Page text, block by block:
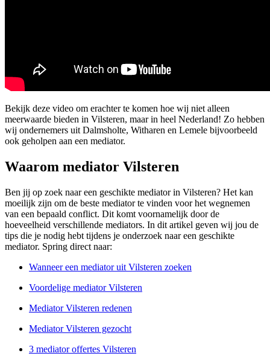
Bekijk deze video om erachter te komen hoe wij niet alleen
meerwaarde bieden in Vilsteren, maar in heel Nederland! Zo hebben
wij ondernemers uit Dalmsholte, Witharen en Lemele bijvoorbeeld
ook geholpen aan een mediator.
Waarom mediator Vilsteren
Ben jij op zoek naar een geschikte mediator in Vilsteren? Het kan
moeilijk zijn om de beste mediator te vinden voor het wegnemen
van een bepaald conflict. Dit komt voornamelijk door de
hoeveelheid verschillende mediators. In dit artikel geven wij jou de
tips die je nodig hebt tijdens je onderzoek naar een geschikte
mediator. Spring direct naar:
Wanneer een mediator uit Vilsteren zoeken
Voordelige mediator Vilsteren
Mediator Vilsteren redenen
Mediator Vilsteren gezocht
3 mediator offertes Vilsteren